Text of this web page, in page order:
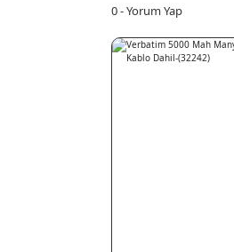
0 - Yorum Yap